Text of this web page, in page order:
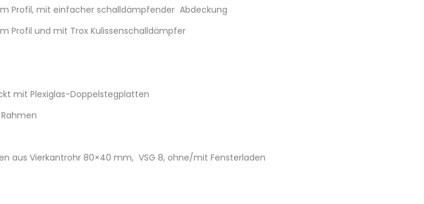
Profil, mit einfacher schalldämpfender Abdeckung
Profil und mit Trox Kulissenschalldämpfer
mit Plexiglas-Doppelstegplatten
aus Vierkantrohr 80×40 mm, VSG 8, ohne/mit Fensterladen